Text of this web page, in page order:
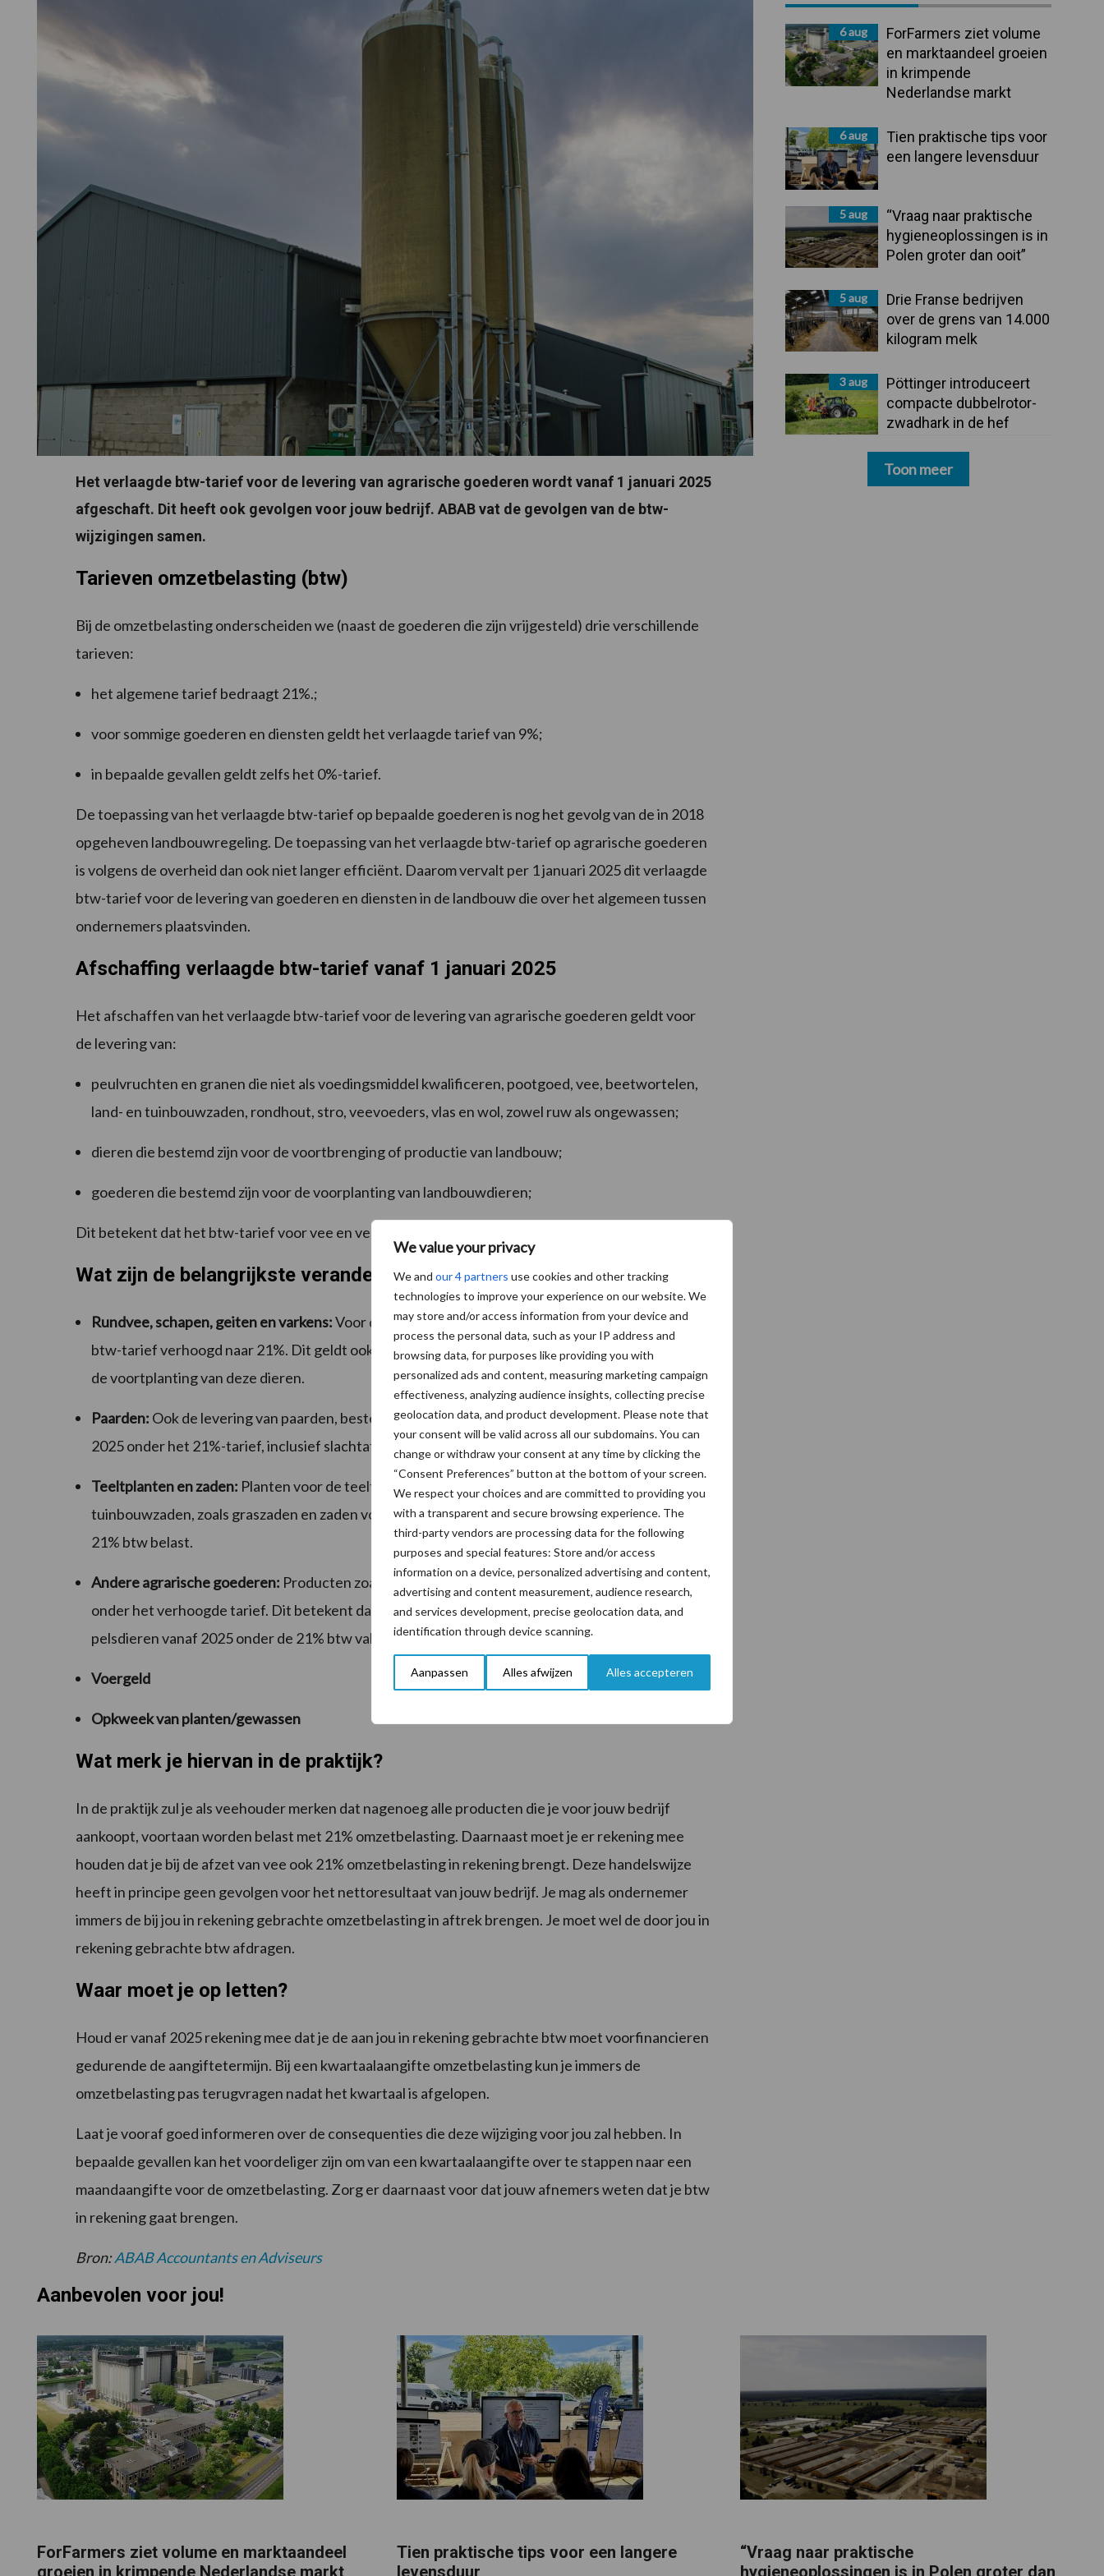
We value your privacy
We and our 4 partners use cookies and other tracking
technologies to improve your experience on our website. We
may store and/or access information from your device and
process the personal data, such as your IP address and
browsing data, for purposes like providing you with
personalized ads and content, measuring marketing campaign
effectiveness, analyzing audience insights, collecting precise
geolocation data, and product development. Please note that
your consent will be valid across all our subdomains. You can
change or withdraw your consent at any time by clicking the
“Consent Preferences” button at the bottom of your screen.
We respect your choices and are committed to providing you
with a transparent and secure browsing experience. The
third-party vendors are processing data for the following
purposes and special features: Store and/or access
information on a device, personalized advertising and content,
advertising and content measurement, audience research,
and services development, precise geolocation data, and
identification through device scanning.
Aanpassen Alles afwijzen Alles accepteren
Het verlaagde btw-tarief voor de levering van agrarische goederen wordt vanaf 1 januari 2025
afgeschaft. Dit heeft ook gevolgen voor jouw bedrijf. ABAB vat de gevolgen van de btw-
wijzigingen samen.
Tarieven omzetbelasting (btw)
Bij de omzetbelasting onderscheiden we (naast de goederen die zijn vrijgesteld) drie verschillende
tarieven:
het algemene tarief bedraagt 21%.;
voor sommige goederen en diensten geldt het verlaagde tarief van 9%;
in bepaalde gevallen geldt zelfs het 0%-tarief.
De toepassing van het verlaagde btw-tarief op bepaalde goederen is nog het gevolg van de in 2018
opgeheven landbouwregeling. De toepassing van het verlaagde btw-tarief op agrarische goederen
is volgens de overheid dan ook niet langer efficiënt. Daarom vervalt per 1 januari 2025 dit verlaagde
btw-tarief voor de levering van goederen en diensten in de landbouw die over het algemeen tussen
ondernemers plaatsvinden.
Afschaffing verlaagde btw-tarief vanaf 1 januari 2025
Het afschaffen van het verlaagde btw-tarief voor de levering van agrarische goederen geldt voor
de levering van:
peulvruchten en granen die niet als voedingsmiddel kwalificeren, pootgoed, vee, beetwortelen,
land- en tuinbouwzaden, rondhout, stro, veevoeders, vlas en wol, zowel ruw als ongewassen;
dieren die bestemd zijn voor de voortbrenging of productie van landbouw;
goederen die bestemd zijn voor de voorplanting van landbouwdieren;
Dit betekent dat het btw-tarief voor vee en veevoeders van 9% naar 21% wordt verhoogd.
Wat zijn de belangrijkste veranderingen?
Rundvee, schapen, geiten en varkens:Voor deze dieren, ongeacht hun bestemming, wordt het
btw-tarief verhoogd naar 21%. Dit geldt ook voor slachtafval en goederen die bedoeld zijn voor
de voortplanting van deze dieren.
Paarden: Ook de levering van paarden, bestemd voor de slacht, landbouw of opfok, valt vanaf
2025 onder het 21%-tarief, inclusief slachtafval en voortplantingsgoederen.
Teeltplanten en zaden: Planten voor de teelt van groenten en fruit, net als land- en
tuinbouwzaden, zoals graszaden en zaden voor sierteeltproducten, worden vanaf 2025 tegen
21% btw belast.
Andere agrarische goederen: Producten zoals rondhout, vlas, wol, stro en veevoeders vallen ook
onder het verhoogde tarief. Dit betekent dat bijvoorbeeld (meng)voer voor konijnen, paarden en
pelsdieren vanaf 2025 onder de 21% btw valt.
Voergeld
Opkweek van planten/gewassen
Wat merk je hiervan in de praktijk?
In de praktijk zul je als veehouder merken dat nagenoeg alle producten die je voor jouw bedrijf
aankoopt, voortaan worden belast met 21% omzetbelasting. Daarnaast moet je er rekening mee
houden dat je bij de afzet van vee ook 21% omzetbelasting in rekening brengt. Deze handelswijze
heeft in principe geen gevolgen voor het nettoresultaat van jouw bedrijf. Je mag als ondernemer
immers de bij jou in rekening gebrachte omzetbelasting in aftrek brengen. Je moet wel de door jou in
rekening gebrachte btw afdragen.
Waar moet je op letten?
Houd er vanaf 2025 rekening mee dat je de aan jou in rekening gebrachte btw moet voorfinancieren
gedurende de aangiftetermijn. Bij een kwartaalaangifte omzetbelasting kun je immers de
omzetbelasting pas terugvragen nadat het kwartaal is afgelopen.
Laat je vooraf goed informeren over de consequenties die deze wijziging voor jou zal hebben. In
bepaalde gevallen kan het voordeliger zijn om van een kwartaalaangifte over te stappen naar een
maandaangifte voor de omzetbelasting. Zorg er daarnaast voor dat jouw afnemers weten dat je btw
in rekening gaat brengen.
Bron:ABAB Accountants en Adviseurs
Sidebar6 aug
ForFarmers ziet volume
en marktaandeel groeien
in krimpende
Nederlandse markt
6 aug
Tien praktische tips voor
een langere levensduur
5 aug
“Vraag naar praktische
hygieneoplossingen is in
Polen groter dan ooit”
5 aug
Drie Franse bedrijven
over de grens van 14.000
kilogram melk
3 aug
Pöttinger introduceert
compacte dubbelrotor-
zwadhark in de hef
Toon meer
Aanbevolen voor jou!
ForFarmers ziet volume en marktaandeel
groeien in krimpende Nederlandse markt
Tien praktische tips voor een langere
levensduur
“Vraag naar praktische
hygieneoplossingen is in Polen groter dan